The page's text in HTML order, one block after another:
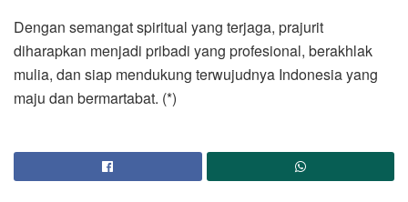
Dengan semangat spiritual yang terjaga, prajurit
diharapkan menjadi pribadi yang profesional, berakhlak
mulia, dan siap mendukung terwujudnya Indonesia yang
maju dan bermartabat. (*)